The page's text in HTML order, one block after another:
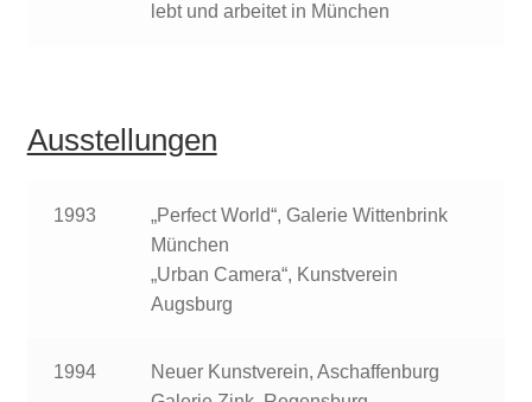
lebt und arbeitet in München
Ausstellungen
1993
„Perfect World“, Galerie Wittenbrink
München
„Urban Camera“, Kunstverein
Augsburg
1994
Neuer Kunstverein, Aschaffenburg